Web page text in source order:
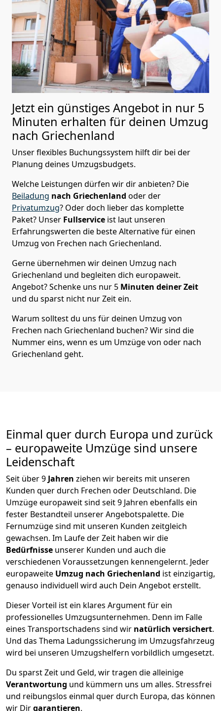
Jetzt ein günstiges Angebot in nur 5
Minuten erhalten für deinen Umzug
nach Griechenland
Unser flexibles Buchungssystem hilft dir bei der
Planung deines Umzugsbudgets.
Welche Leistungen dürfen wir dir anbieten? Die
Beiladung nach Griechenland oder der
Privatumzug? Oder doch lieber das komplette
Paket? Unser Fullservice ist laut unseren
Erfahrungswerten die beste Alternative für einen
Umzug von Frechen nach Griechenland.
Gerne übernehmen wir deinen Umzug nach
Griechenland und begleiten dich europaweit.
Angebot? Schenke uns nur 5 Minuten deiner Zeit
und du sparst nicht nur Zeit ein.
Warum solltest du uns für deinen Umzug von
Frechen nach Griechenland buchen? Wir sind die
Nummer eins, wenn es um Umzüge von oder nach
Griechenland geht.
Einmal quer durch Europa und zurück
– europaweite Umzüge sind unsere
Leidenschaft
Seit über9 Jahren ziehen wir bereits mit unseren
Kunden quer durch Frechen oder Deutschland. Die
Umzüge europaweit sind seit9 Jahren ebenfalls ein
fester Bestandteil unserer Angebotspalette. Die
Fernumzüge sind mit unseren Kunden zeitgleich
gewachsen. Im Laufe der Zeit haben wir die
Bedürfnisse unserer Kunden und auch die
verschiedenen Voraussetzungen kennengelernt. Jeder
europaweite Umzug nach Griechenland ist einzigartig,
genauso individuell wird auch Dein Angebot erstellt.
Dieser Vorteil ist ein klares Argument für ein
professionelles Umzugsunternehmen. Denn im Falle
eines Transportschadens sind wir natürlich versichert.
Und das Thema Ladungssicherung im Umzugsfahrzeug
wird bei unseren Umzugshelfern vorbildlich umgesetzt.
Du sparst Zeit und Geld, wir tragen die alleinige
Verantwortung und kümmern uns um alles. Stressfrei
und reibungslos einmal quer durch Europa, das können
wir Dirgarantieren.